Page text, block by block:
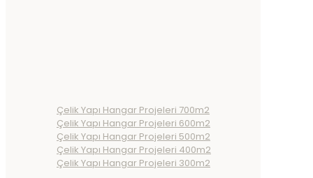
Çelik Yapı Hangar Projeleri 700m2
Çelik Yapı Hangar Projeleri 600m2
Çelik Yapı Hangar Projeleri 500m2
Çelik Yapı Hangar Projeleri 400m2
Çelik Yapı Hangar Projeleri 300m2